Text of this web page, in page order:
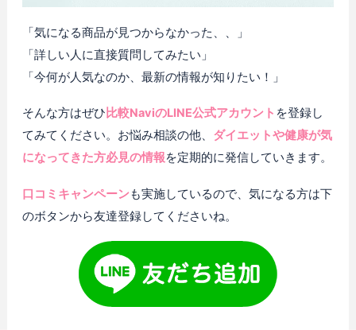
「気になる商品が見つからなかった、、」
「詳しい人に直接質問してみたい」
「今何が人気なのか、最新の情報が知りたい！」
そんな方はぜひ 比較NaviのLINE公式アカウント を登録し
てみてください。お悩み相談の他、 ダイエットや健康が気
になってきた方必見の情報を定期的に発信していきます。
口コミキャンペーンも実施しているので、気になる方は下
のボタンから友達登録してくださいね。